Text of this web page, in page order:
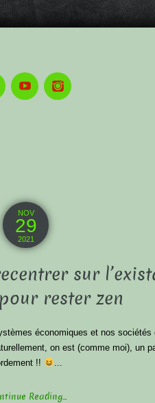
NOV
29
2021
sur
rester zen
économiques et nos
on est (comme moi), un
!!
Reading...